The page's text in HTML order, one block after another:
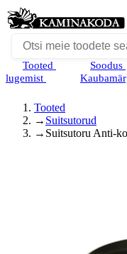
Tooted Soodus
lugemist
Tooted
→ Suitsutorud
→ Suitsutoru Anti-